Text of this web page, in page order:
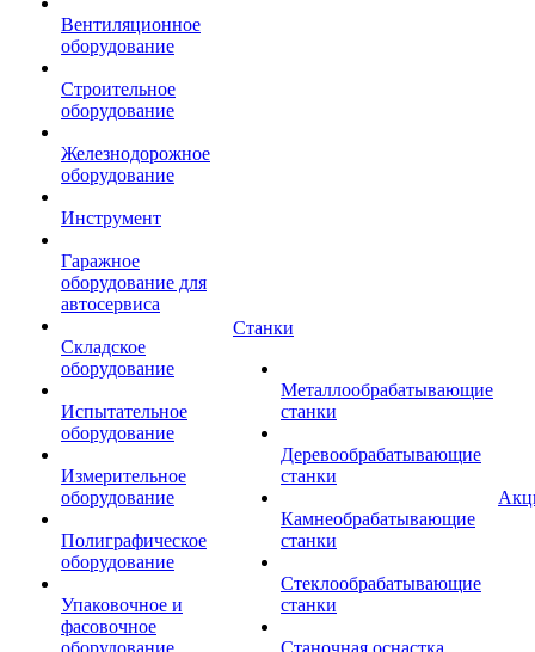
Вентиляционное
оборудование
Строительное
оборудование
Железнодорожное
оборудование
Инструмент
Гаражное
оборудование для
автосервиса
Складское
оборудование
Испытательное
оборудование
Измерительное
оборудование
Полиграфическое
оборудование
Упаковочное и
фасовочное
оборудование
Станки
Металлообрабатывающие
станки
Деревообрабатывающие
станки
Камнеобрабатывающие
станки
Стеклообрабатывающие
станки
Станочная оснастка